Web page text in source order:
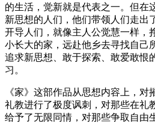
的生活，觉新就是代表之一。但在
新思想的人们，他们带领人们走出
开导人们，就像主人公觉慧一样，
小长大的家，远赴他乡去寻找自己
追求新思想、敢于探索、敢爱敢恨
习。
《家》这部作品从思想内容上，
礼教进行了极度讽刺，对那些在礼
给予了无限同情，对那些争取自由